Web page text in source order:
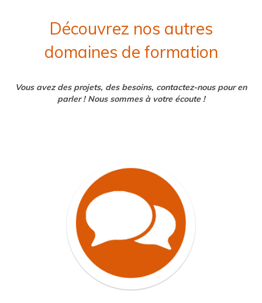
Découvrez nos autres
domaines de formation
Vous avez des projets, des besoins, contactez-nous pour en
parler ! Nous sommes à votre écoute !